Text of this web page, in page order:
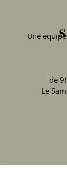
Une
de
Le